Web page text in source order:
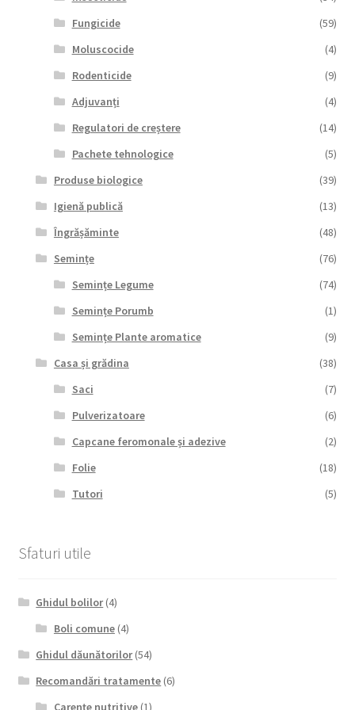
Fungicide
(59)
Moluscocide
(4)
Rodenticide
(9)
Adjuvanți
(4)
Regulatori de creștere
(14)
Pachete tehnologice
(5)
Produse biologice
(39)
Igienă publică
(13)
Îngrășăminte
(48)
Semințe
(76)
Semințe Legume
(74)
Semințe Porumb
(1)
Semințe Plante aromatice
(9)
Casa și grădina
(38)
Saci
(7)
Pulverizatoare
(6)
Capcane feromonale și adezive
(2)
Folie
(18)
Tutori
(5)
Sfaturi utile
Ghidul bolilor(4)
Boli comune(4)
Ghidul dăunătorilor(54)
Recomandări tratamente (6)
Carențe nutritive(1)